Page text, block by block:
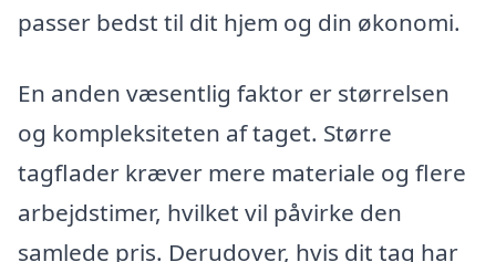
passer bedst til dit hjem og din økonomi.
En anden væsentlig faktor er størrelsen
og kompleksiteten af taget. Større
tagflader kræver mere materiale og flere
arbejdstimer, hvilket vil påvirke den
samlede pris. Derudover, hvis dit tag har